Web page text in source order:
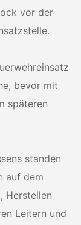
vor der
bevor mit
späteren
standen
auf dem
Herstellen
Leitern und